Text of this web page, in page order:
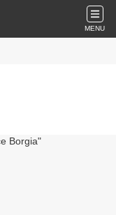
MENU